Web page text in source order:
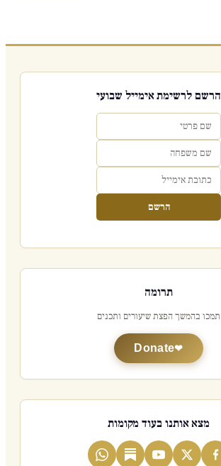
הרשם לרשימת אימייל שבועי
הרשם
תרומה
תמכו בהמשך הפצת שיעורים ותכנים
Donate
מצא אותנו בעוד מקומות